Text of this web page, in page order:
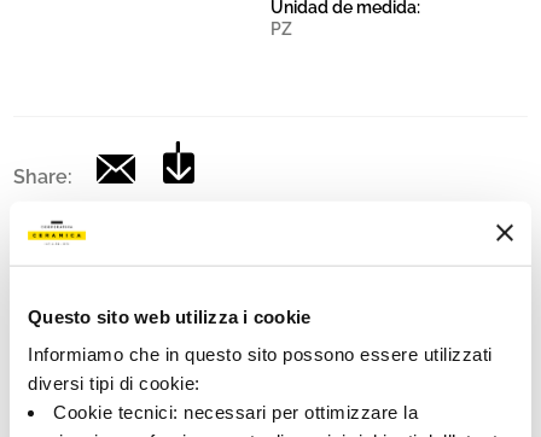
Questo sito web utilizza i cookie
Informiamo che in questo sito possono essere utilizzati
diversi tipi di cookie:
Cookie tecnici: necessari per ottimizzare la
Unidad de medida:
PZ
Share: